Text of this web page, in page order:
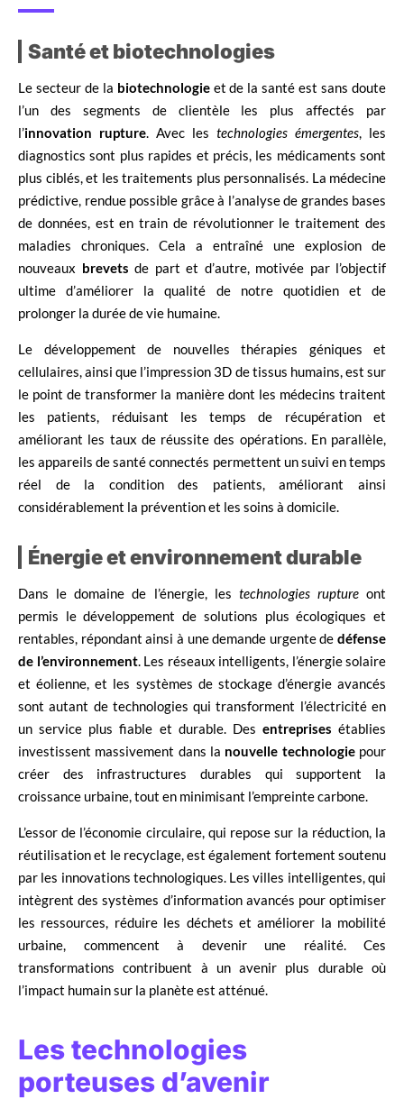
Santé et biotechnologies
Le secteur de la biotechnologieet de la santé est sans doute
l’un des segments de clientèle les plus affectés par
l’innovation rupture . Avec les technologies émergentes , les
diagnostics sont plus rapides et précis, les médicaments sont
plus ciblés, et les traitements plus personnalisés. La médecine
prédictive, rendue possible grâce à l’analyse de grandes bases
de données, est en train de révolutionner le traitement des
maladies chroniques. Cela a entraîné une explosion de
nouveaux brevets de part et d’autre, motivée par l’objectif
ultime d’améliorer la qualité de notre quotidien et de
prolonger la durée de vie humaine.
Le développement de nouvelles thérapies géniques et
cellulaires, ainsi que l’impression 3D de tissus humains, est sur
le point de transformer la manière dont les médecins traitent
les patients, réduisant les temps de récupération et
améliorant les taux de réussite des opérations. En parallèle,
les appareils de santé connectés permettent un suivi en temps
réel de la condition des patients, améliorant ainsi
considérablement la prévention et les soins à domicile.
Énergie et environnement durable
Dans le domaine de l’énergie, les technologies ruptureont
permis le développement de solutions plus écologiques et
rentables, répondant ainsi à une demande urgente de défense
de l’environnement. Les réseaux intelligents, l’énergie solaire
et éolienne, et les systèmes de stockage d’énergie avancés
sont autant de technologies qui transforment l’électricité en
un service plus fiable et durable. Des entreprises établies
investissent massivement dans la nouvelle technologiepour
créer des infrastructures durables qui supportent la
croissance urbaine, tout en minimisant l’empreinte carbone.
L’essor de l’économie circulaire, qui repose sur la réduction, la
réutilisation et le recyclage, est également fortement soutenu
par les innovations technologiques. Les villes intelligentes, qui
intègrent des systèmes d’information avancés pour optimiser
les ressources, réduire les déchets et améliorer la mobilité
urbaine, commencent à devenir une réalité. Ces
transformations contribuent à un avenir plus durable où
l’impact humain sur la planète est atténué.
Les technologies
porteuses d’avenir